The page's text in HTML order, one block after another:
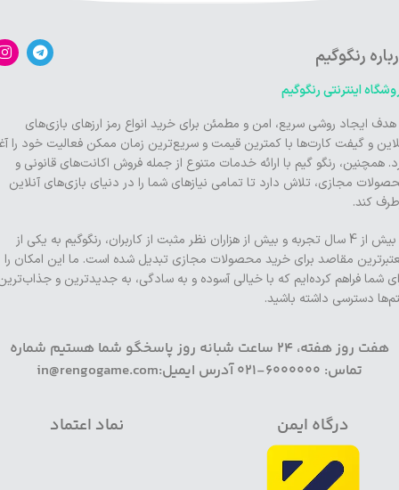
رنگوگیم
اینترنتی رنگوگیم
هدف ایجاد روشی سریع، امن و مطمئن برای خرید انواع رمز ارزهای بازی‌های
و گیفت کارت‌ها با کمترین قیمت و سریع‌ترین زمان ممکن فعالیت خود را
همچنین، رنگو گیم با ارائه خدمات متنوع از جمله فروش اکانت‌های قانونی و
مجازی، تلاش دارد تا تمامی نیازهای شما را در دنیای بازی‌های آنلاین
کند.
با بیش از 4 سال تجربه و بیش از هزاران نظر مثبت از کاربران، رنگوگیم به یکی از
مقاصد برای خرید محصولات مجازی تبدیل شده است. ما این امکان را
شما فراهم کرده‌ایم که با خیالی آسوده و به سادگی، به جدیدترین و
دسترسی داشته باشید.
هفت روز هفته، 24 ساعت شبانه روز پاسخگو شما هستیم شماره
تماس: 6000000-021 آدرس ایمیل:in@rengogame.com
درگاه ایمن نماد اعتماد